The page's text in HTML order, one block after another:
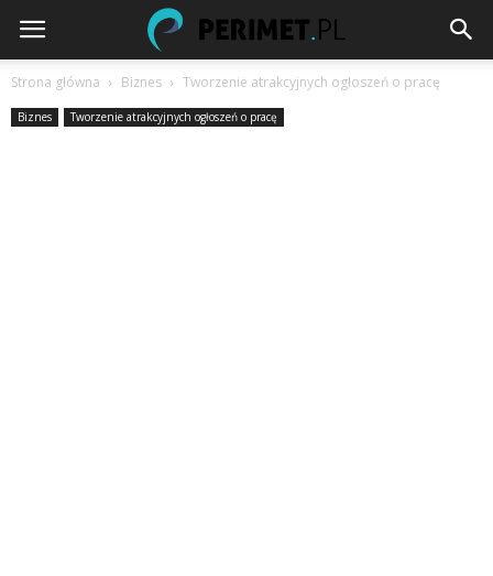
Strona główna Biznes Tworzenie atrakcyjnych ogłoszeń o pracę
Biznes Tworzenie atrakcyjnych ogłoszeń o pracę